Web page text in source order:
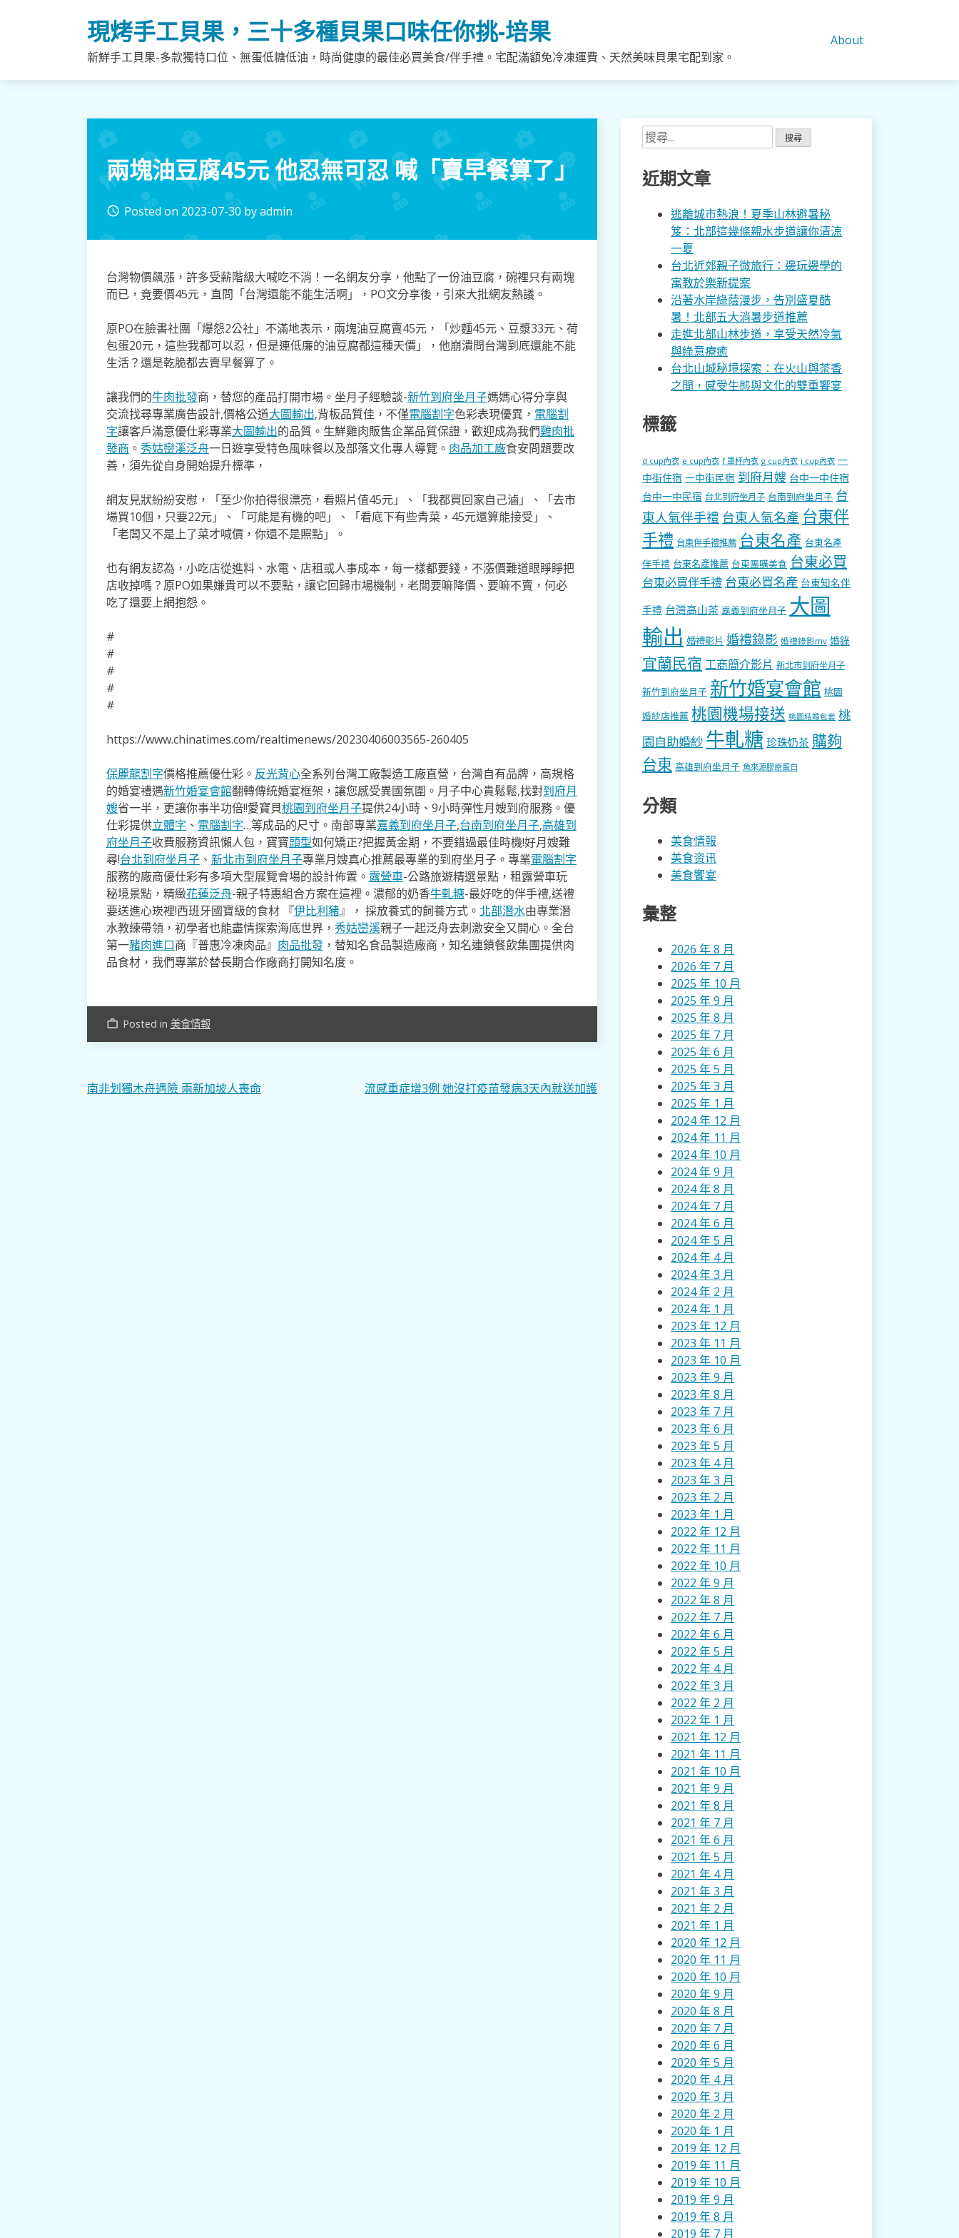
現烤手工貝果，三十多種貝果口味任你挑-培果
新鮮手工貝果-多款獨特口位、無蛋低糖低油，時尚健康的最佳必買美食/伴手禮。宅配滿額免冷凍運費、天然美味貝果宅配到家。
About
兩塊油豆腐45元 他忍無可忍 喊「賣早餐算了」
access_time Posted on 2023-07-30 byadmin
台灣物價飆漲，許多受薪階級大喊吃不消！一名網友分享，他點了一份油豆腐，碗裡只有兩塊
而已，竟要價45元，直問「台灣還能不能生活啊」，PO文分享後，引來大批網友熱議。
原PO在臉書社團「爆怨2公社」不滿地表示，兩塊油豆腐賣45元，「炒麵45元、豆漿33元、荷
包蛋20元，這些我都可以忍，但是連低廉的油豆腐都這種天價」，他崩潰問台灣到底還能不能
生活？還是乾脆都去賣早餐算了。
讓我們的牛肉批發商，替您的產品打開市場。坐月子經驗談-新竹到府坐月子媽媽心得分享與
交流找尋專業廣告設計,價格公道大圖輸出,背板品質佳，不僅電腦割字色彩表現優異， 電腦割
字讓客戶滿意優仕彩專業大圖輸出的品質。生鮮雞肉販售企業品質保證，歡迎成為我們雞肉批
發商 。 秀姑巒溪泛舟一日遊享受特色風味餐以及部落文化專人導覽。 肉品加工廠食安問題要改
善，須先從自身開始提升標準，
網友見狀紛紛安慰，「至少你拍得很漂亮，看照片值45元」、「我都買回家自己滷」、「去市
場買10個，只要22元」、「可能是有機的吧」、「看底下有些青菜，45元還算能接受」、
「老闆又不是上了菜才喊價，你還不是照點」。
也有網友認為，小吃店從進料、水電、店租或人事成本，每一樣都要錢，不漲價難道眼睜睜把
店收掉嗎？原PO如果嫌貴可以不要點，讓它回歸市場機制，老闆要嘛降價、要嘛不賣，何必
吃了還要上網抱怨。
#
#
#
#
#
https://www.chinatimes.com/realtimenews/20230406003565-260405
保麗龍割字價格推薦優仕彩。 反光背心全系列台灣工廠製造工廠直營，台灣自有品牌，高規格
的婚宴禮遇新竹婚宴會館翻轉傳統婚宴框架，讓您感受異國氛圍。月子中心貴鬆鬆,找對到府月
嫂省一半，更讓你事半功倍!!愛寶貝桃園到府坐月子提供24小時、9小時彈性月嫂到府服務。優
仕彩提供立體字 、 電腦割字…等成品的尺寸。南部專業嘉義到府坐月子,台南到府坐月子,高雄到
府坐月子收費服務資訊懶人包，寶寶頭型如何矯正?把握黃金期，不要錯過最佳時機!好月嫂難
尋!台北到府坐月子、 新北市到府坐月子專業月嫂真心推薦最專業的到府坐月子。專業電腦割字
服務的廠商優仕彩有多項大型展覽會場的設計佈置。 露營車-公路旅遊精選景點，租露營車玩
秘境景點，精緻花蓮泛舟-親子特惠組合方案在這裡。濃郁的奶香牛軋糖-最好吃的伴手禮,送禮
要送進心崁裡!西班牙國寶級的食材 『伊比利豬』， 採放養式的飼養方式。 北部潛水由專業潛
水教練帶領，初學者也能盡情探索海底世界， 秀姑巒溪親子一起泛舟去​刺激安全又開心。全台
第一豬肉進口商『普惠冷凍肉品』 肉品批發，替知名食品製造廠商，知名連鎖餐飲集團提供肉
品食材，我們專業於替長期合作廠商打開知名度。
work_outline Posted in 美食情報
文
南非划獨木舟遇險 兩新加坡人喪命 流感重症增3例 她沒打疫苗發病3天內就送加護
搜
尋
關
鍵
近期文章
逃離城市熱浪！夏季山林避暑秘
笈：北部這幾條親水步道讓你清涼
一夏
台北近郊親子微旅行：邊玩邊學的
寓教於樂新提案
沿著水岸綠蔭漫步，告別盛夏酷
暑！北部五大消暑步道推薦
走進北部山林步道，享受天然冷氣
與綠意療癒
台北山城秘境探索：在火山與茶香
之間，感受生態與文化的雙重饗宴
標籤
d cup內衣 e cup內衣 f 罩杯內衣 g cup內衣 i cup內衣 一
中街住宿 一中街民宿 到府月嫂 台中一中住宿
台中一中民宿 台北到府坐月子 台南到府坐月子 台
東人氣伴手禮 台東人氣名產 台東伴
手禮 台東伴手禮推薦 台東名產 台東名產
伴手禮 台東名產推薦 台東團購美食 台東必買
台東必買伴手禮 台東必買名產 台東知名伴
手禮 台灣高山茶 嘉義到府坐月子 大圖
輸出 婚禮影片 婚禮錄影 婚禮錄影mv 婚錄
宜蘭民宿 工商簡介影片 新北市到府坐月子
新竹到府坐月子 新竹婚宴會館 桃園
婚紗店推薦 桃園機場接送 桃園結婚包套 桃
園自助婚紗 牛軋糖 珍珠奶茶 購夠
台東 高雄到府坐月子 魚來源膠原蛋白
分類
美食情報
美食资讯
美食饗宴
彙整
2026 年 8 月
2026 年 7 月
2025 年 10 月
2025 年 9 月
2025 年 8 月
2025 年 7 月
2025 年 6 月
2025 年 5 月
2025 年 3 月
2025 年 1 月
2024 年 12 月
2024 年 11 月
2024 年 10 月
2024 年 9 月
2024 年 8 月
2024 年 7 月
2024 年 6 月
2024 年 5 月
2024 年 4 月
2024 年 3 月
2024 年 2 月
2024 年 1 月
2023 年 12 月
2023 年 11 月
2023 年 10 月
2023 年 9 月
2023 年 8 月
2023 年 7 月
2023 年 6 月
2023 年 5 月
2023 年 4 月
2023 年 3 月
2023 年 2 月
2023 年 1 月
2022 年 12 月
2022 年 11 月
2022 年 10 月
2022 年 9 月
2022 年 8 月
2022 年 7 月
2022 年 6 月
2022 年 5 月
2022 年 4 月
2022 年 3 月
2022 年 2 月
2022 年 1 月
2021 年 12 月
2021 年 11 月
2021 年 10 月
2021 年 9 月
2021 年 8 月
2021 年 7 月
2021 年 6 月
2021 年 5 月
2021 年 4 月
2021 年 3 月
2021 年 2 月
2021 年 1 月
2020 年 12 月
2020 年 11 月
2020 年 10 月
2020 年 9 月
2020 年 8 月
2020 年 7 月
2020 年 6 月
2020 年 5 月
2020 年 4 月
2020 年 3 月
2020 年 2 月
2020 年 1 月
2019 年 12 月
2019 年 11 月
2019 年 10 月
2019 年 9 月
2019 年 8 月
2019 年 7 月